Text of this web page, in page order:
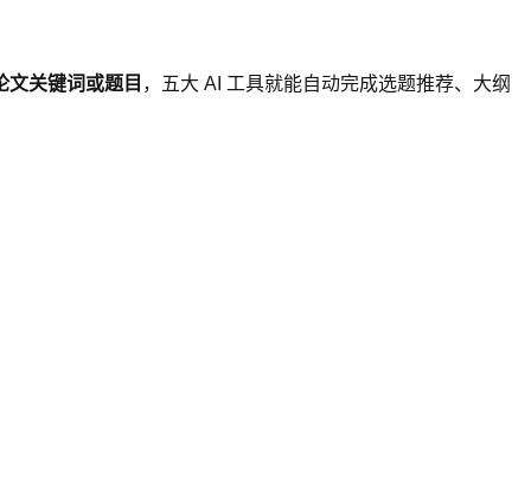
文关键词或题目 ，五大 AI 工具就能自动完成选题推荐、大纲